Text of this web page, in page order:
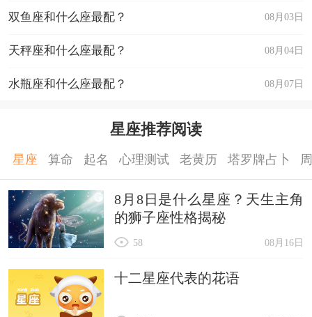
08月03日
双鱼座和什么座最配？
08月04日
天秤座和什么座最配？
08月07日
水瓶座和什么座最配？
星座推荐阅读
星座 算命 起名 心理测试 老黄历 塔罗牌占卜
8月8日是什么星座？天生主角
的狮子座性格揭秘
08月16日
58
十二星座代表的花语